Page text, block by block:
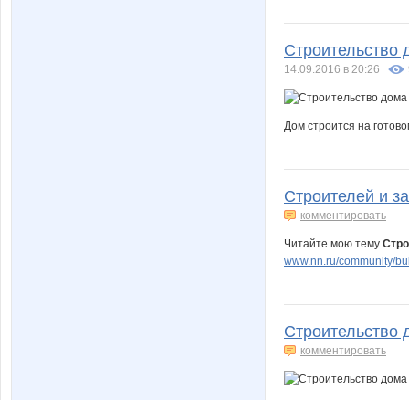
Строительство
14.09.2016 в 20:26
Дом строится на
Строителей и
комментировать
Читайте мою тему
www.nn.ru/community/
Строительство
комментировать